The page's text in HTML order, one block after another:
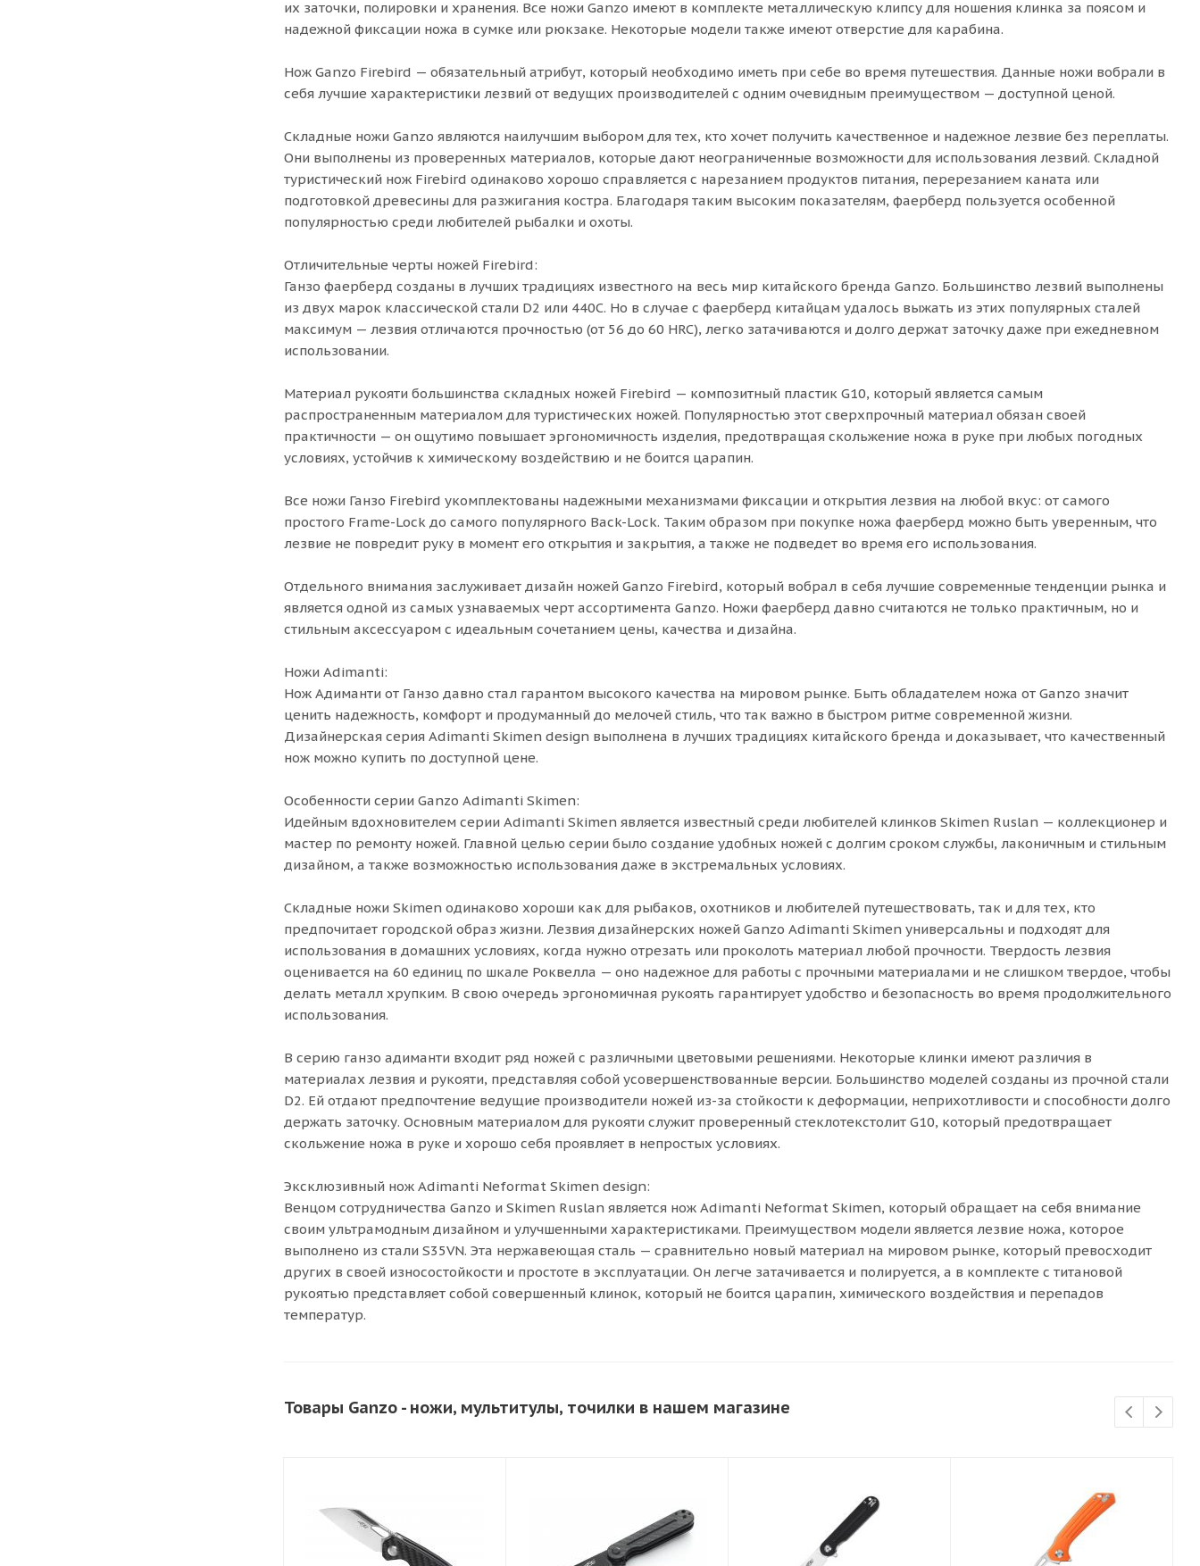
их заточки, полировки и хранения. Все ножи Ganzo имеют в комплекте металлическую клипсу для ношения клинка за поясом и
надежной фиксации ножа в сумке или рюкзаке. Некоторые модели также имеют отверстие для карабина.
Нож Ganzo Firebird — обязательный атрибут, который необходимо иметь при себе во время путешествия. Данные ножи вобрали в
себя лучшие характеристики лезвий от ведущих производителей с одним очевидным преимуществом — доступной ценой.
Складные ножи Ganzo являются наилучшим выбором для тех, кто хочет получить качественное и надежное лезвие без переплаты.
Они выполнены из проверенных материалов, которые дают неограниченные возможности для использования лезвий. Складной
туристический нож Firebird одинаково хорошо справляется с нарезанием продуктов питания, перерезанием каната или
подготовкой древесины для разжигания костра. Благодаря таким высоким показателям, фаерберд пользуется особенной
популярностью среди любителей рыбалки и охоты.
Отличительные черты ножей Firebird:
Ганзо фаерберд созданы в лучших традициях известного на весь мир китайского бренда Ganzo. Большинство лезвий выполнены
из двух марок классической стали D2 или 440C. Но в случае с фаерберд китайцам удалось выжать из этих популярных сталей
максимум — лезвия отличаются прочностью (от 56 до 60 HRC), легко затачиваются и долго держат заточку даже при ежедневном
использовании.
Материал рукояти большинства складных ножей Firebird — композитный пластик G10, который является самым
распространенным материалом для туристических ножей. Популярностью этот сверхпрочный материал обязан своей
практичности — он ощутимо повышает эргономичность изделия, предотвращая скольжение ножа в руке при любых погодных
условиях, устойчив к химическому воздействию и не боится царапин.
Все ножи Ганзо Firebird укомплектованы надежными механизмами фиксации и открытия лезвия на любой вкус: от самого
простого Frame-Lock до самого популярного Back-Lock. Таким образом при покупке ножа фаерберд можно быть уверенным, что
лезвие не повредит руку в момент его открытия и закрытия, а также не подведет во время его использования.
Отдельного внимания заслуживает дизайн ножей Ganzo Firebird, который вобрал в себя лучшие современные тенденции рынка и
является одной из самых узнаваемых черт ассортимента Ganzo. Ножи фаерберд давно считаются не только практичным, но и
стильным аксессуаром с идеальным сочетанием цены, качества и дизайна.
Ножи Adimanti:
Нож Адиманти от Ганзо давно стал гарантом высокого качества на мировом рынке. Быть обладателем ножа от Ganzo значит
ценить надежность, комфорт и продуманный до мелочей стиль, что так важно в быстром ритме современной жизни.
Дизайнерская серия Adimanti Skimen design выполнена в лучших традициях китайского бренда и доказывает, что качественный
нож можно купить по доступной цене.
Особенности серии Ganzo Adimanti Skimen:
Идейным вдохновителем серии Adimanti Skimen является известный среди любителей клинков Skimen Ruslan — коллекционер и
мастер по ремонту ножей. Главной целью серии было создание удобных ножей с долгим сроком службы, лаконичным и стильным
дизайном, а также возможностью использования даже в экстремальных условиях.
Складные ножи Skimen одинаково хороши как для рыбаков, охотников и любителей путешествовать, так и для тех, кто
предпочитает городской образ жизни. Лезвия дизайнерских ножей Ganzo Adimanti Skimen универсальны и подходят для
использования в домашних условиях, когда нужно отрезать или проколоть материал любой прочности. Твердость лезвия
оценивается на 60 единиц по шкале Роквелла — оно надежное для работы с прочными материалами и не слишком твердое, чтобы
делать металл хрупким. В свою очередь эргономичная рукоять гарантирует удобство и безопасность во время продолжительного
использования.
В серию ганзо адиманти входит ряд ножей с различными цветовыми решениями. Некоторые клинки имеют различия в
материалах лезвия и рукояти, представляя собой усовершенствованные версии. Большинство моделей созданы из прочной стали
D2. Ей отдают предпочтение ведущие производители ножей из-за стойкости к деформации, неприхотливости и способности долго
держать заточку. Основным материалом для рукояти служит проверенный стеклотекстолит G10, который предотвращает
скольжение ножа в руке и хорошо себя проявляет в непростых условиях.
Эксклюзивный нож Adimanti Neformat Skimen design:
Венцом сотрудничества Ganzo и Skimen Ruslan является нож Adimanti Neformat Skimen, который обращает на себя внимание
своим ультрамодным дизайном и улучшенными характеристиками. Преимуществом модели является лезвие ножа, которое
выполнено из стали S35VN. Эта нержавеющая сталь — сравнительно новый материал на мировом рынке, который превосходит
других в своей износостойкости и простоте в эксплуатации. Он легче затачивается и полируется, а в комплекте с титановой
рукоятью представляет собой совершенный клинок, который не боится царапин, химического воздействия и перепадов
температур.
Товары Ganzo - ножи, мультитулы, точилки в нашем магазине